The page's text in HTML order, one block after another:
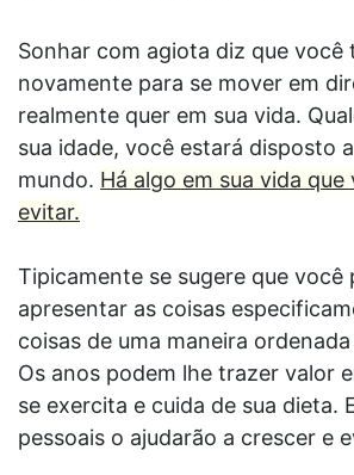
Sonhar com agiota diz que você
novamente para se mover em
realmente quer em sua vida.
sua idade, você estará disposto
mundo. Há algo em sua vida que
evitar.
Tipicamente se sugere que você
apresentar as coisas
coisas de uma maneira
Os anos podem lhe trazer valor
se exercita e cuida de sua dieta.
pessoais o ajudarão a crescer e